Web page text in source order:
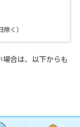
く）
合は、以下からも